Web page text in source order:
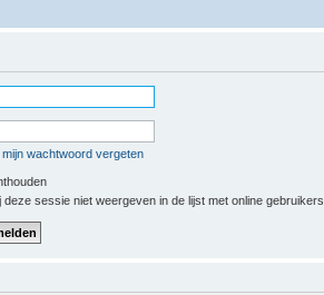
mijn wachtwoord vergeten
deze sessie niet weergeven in de lijst met online gebruikers